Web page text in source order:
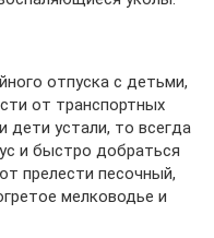
отпуска с детьми,
от транспортных
дети устали, то всегда
и быстро добраться
прелести песочный,
мелководье и